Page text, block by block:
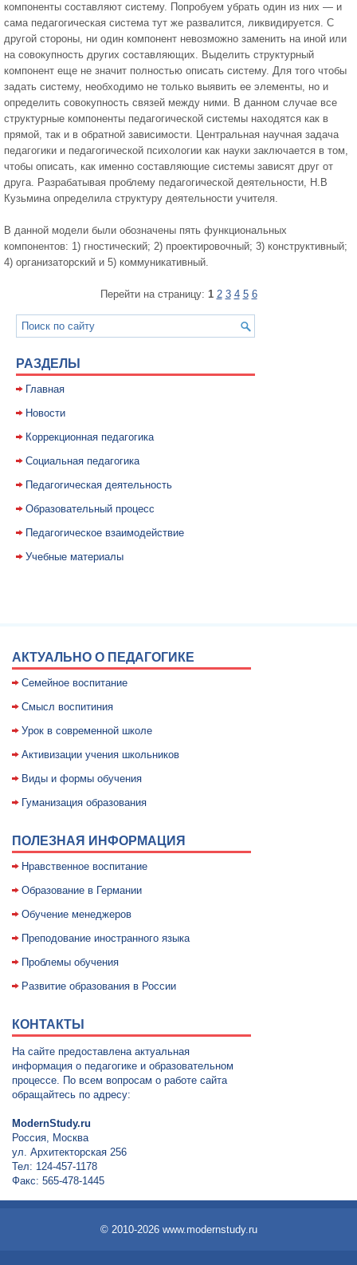
компоненты составляют систему. Попробуем убрать один из них — и
сама педагогическая система тут же развалится, ликвидируется. С
другой стороны, ни один компонент невозможно заменить на иной или
на совокупность других составляющих. Выделить структурный
компонент еще не значит полностью описать систему. Для того чтобы
задать систему, необходимо не только выявить ее элементы, но и
определить совокупность связей между ними. В данном случае все
структурные компоненты педагогической системы находятся как в
прямой, так и в обратной зависимости. Центральная научная задача
педагогики и педагогической психологии как науки заключается в том,
чтобы описать, как именно составляющие системы зависят друг от
друга. Разрабатывая проблему педагогической деятельности, Н.В
Кузьмина определила структуру деятельности учителя.
В данной модели были обозначены пять функциональных
компонентов: 1) гностический; 2) проектировочный; 3) конструктивный;
4) организаторский и 5) коммуникативный.
Перейти на страницу: 1 2 3 4 5 6
РАЗДЕЛЫ
Главная
Новости
Коррекционная педагогика
Социальная педагогика
Педагогическая деятельность
Образовательный процесс
Педагогическое взаимодействие
Учебные материалы
АКТУАЛЬНО О ПЕДАГОГИКЕ
Семейное воспитание
Смысл воспитиния
Уpок в совpеменной школе
Активизации учения школьников
Виды и формы обучения
Гуманизация образования
ПОЛЕЗНАЯ ИНФОРМАЦИЯ
Нравственное воспитание
Образование в Германии
Обучение менеджеров
Преподование иностранного языка
Проблемы обучения
Развитие образования в России
КОНТАКТЫ
На сайте предоставлена актуальная
информация о педагогике и образовательном
процессе. По всем вопросам о работе сайта
обращайтесь по адресу:
ModernStudy.ru
Россия, Москва
ул. Архитекторская 256
Тел: 124-457-1178
Факс: 565-478-1445
© 2010-2026 www.modernstudy.ru